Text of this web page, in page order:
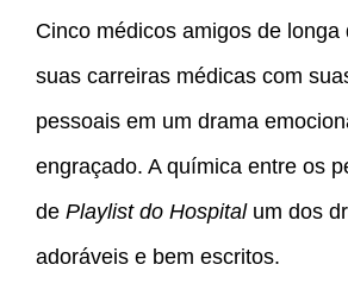
Cinco médicos amigos de longa
suas carreiras médicas com
pessoais em um drama
engraçado. A química entre os
de Playlist do Hospitalum dos
adoráveis e bem escritos.